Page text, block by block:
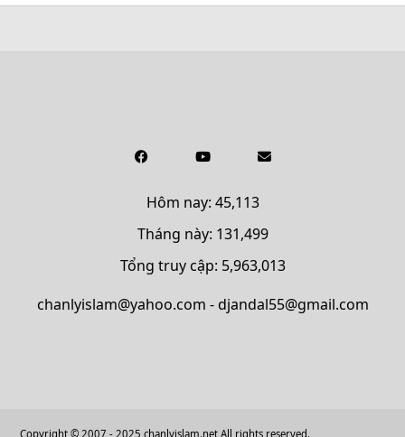
Hôm nay: 45,113
Tháng này: 131,499
Tổng truy cập: 5,963,013
chanlyislam@yahoo.com - djandal55@gmail.com
Copyright © 2007 - 2025 chanlyislam.net All rights reserved.